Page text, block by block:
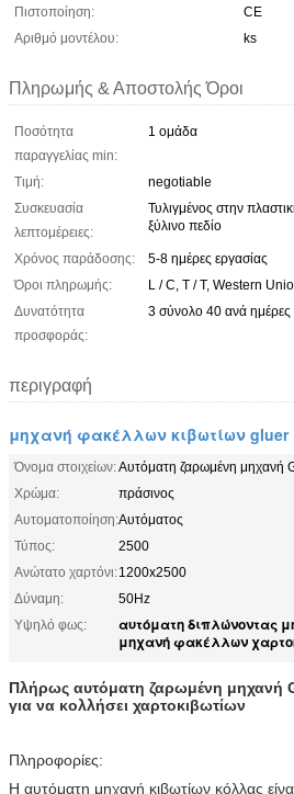
Πιστοποίηση:
CE
Αριθμό μοντέλου:
ks
Πληρωμής & Αποστολής Όροι
Ποσότητα
παραγγελίας min:
1 ομάδα
Τιμή:
negotiable
Συσκευασία
λεπτομέρειες:
Τυλιγμένος στην
ξύλινο πεδίο
Χρόνος παράδοσης:
5-8 ημέρες εργασίας
Όροι πληρωμής:
L / C, T / T, Western
Δυνατότητα
προσφοράς:
3 σύνολο 40 ανά ημέρες
περιγραφή
μηχανή φακέλλων κιβωτίων gluer
Όνομα στοιχείων:Αυτόματη ζαρωμένη μηχανή
Χρώμα:
πράσινος
Αυτοματοποίηση:Αυτόματος
Τύπος:
2500
Ανώτατο χαρτόνι:1200x2500
Δύναμη:
50Hz
Υψηλό φως:
αυτόματη διπλώνοντας
μηχανή φακέλλων
Πλήρως αυτόματη ζαρωμένη μηχανή
για να κολλήσει χαρτοκιβωτίων
Πληροφορίες:
Η αυτόματη μηχανή κιβωτίων κόλλας